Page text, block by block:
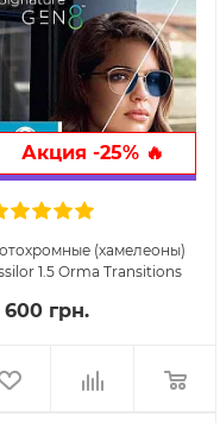
Акция -25% 🔥
(хамелеоны)
1.5 Orma Transitions
Pro
600 грн.